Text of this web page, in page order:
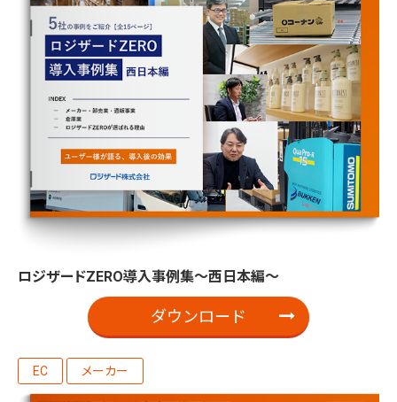
ロジザードZERO導入事例集～西日本編～
ダウンロード
EC メーカー